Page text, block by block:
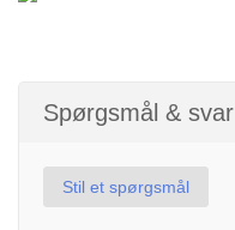
Spørgsmål & svar
Stil et spørgsmål